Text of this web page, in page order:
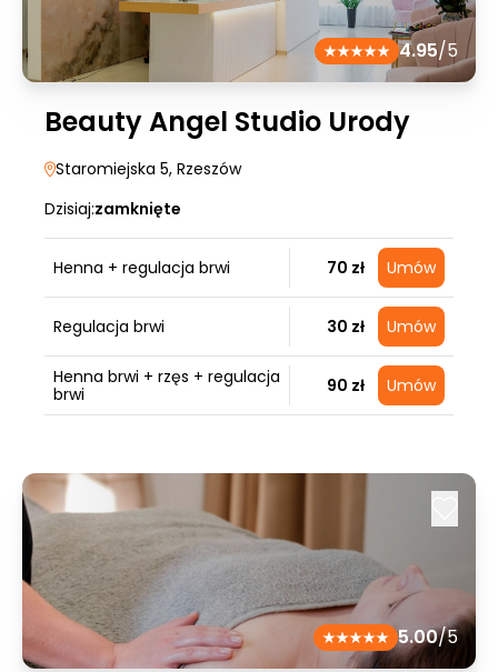
4.95/5
Beauty Angel Studio Urody
Staromiejska 5, Rzeszów
Dzisiaj:zamknięte
Henna + regulacja brwi 70 zł Umów
Regulacja brwi 30 zł Umów
Henna brwi + rzęs + regulacja
brwi
90 zł Umów
5.00/5